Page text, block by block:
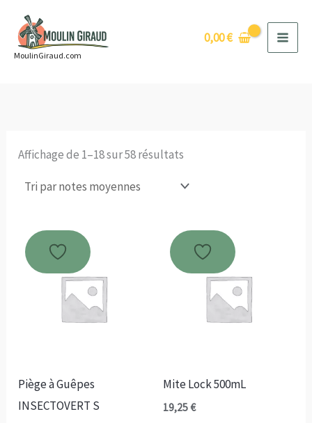
contenu
MoulinGiraud.com
0,00€
Affichage de 1–18 sur 58 résultats
moyenne
Piège à Guêpes
INSECTOVERT S
Mite Lock 500mL
19,25€